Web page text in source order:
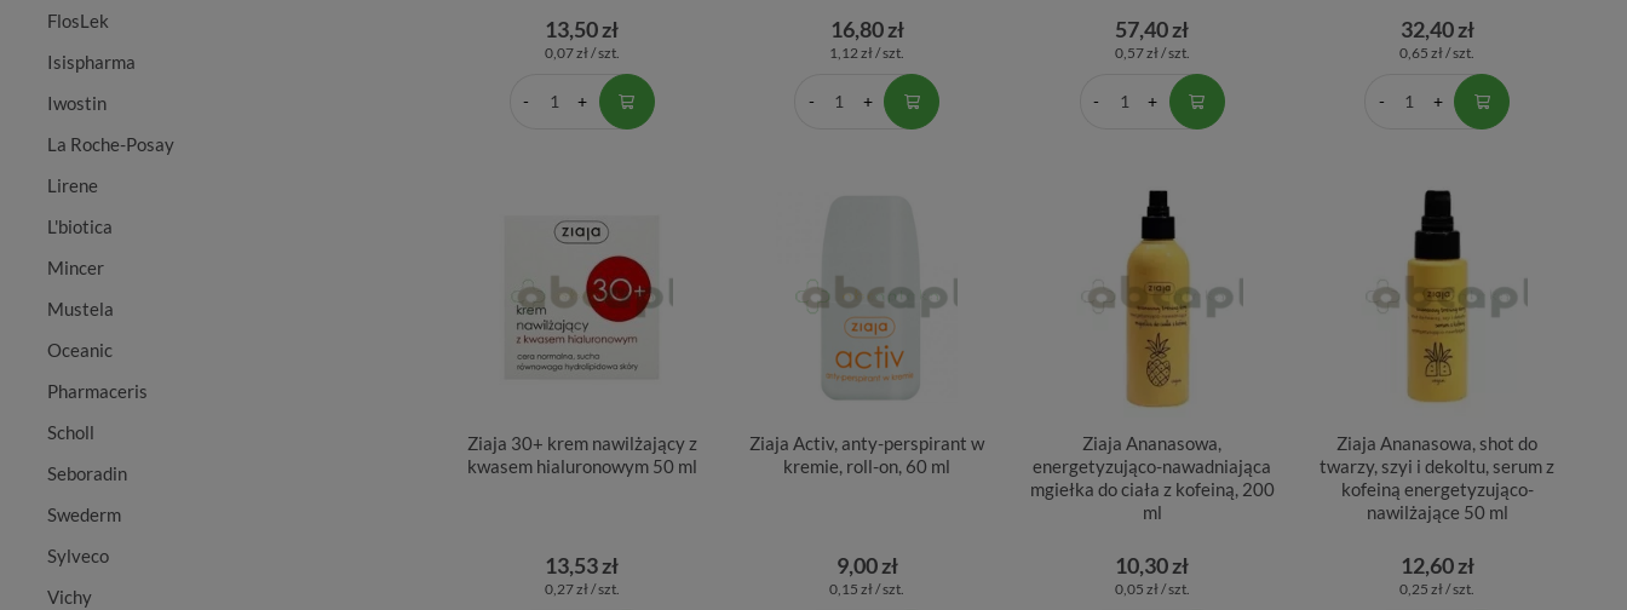
FlosLek
Isispharma
Iwostin
La Roche-Posay
Lirene
L'biotica
Mincer
Mustela
Oceanic
Pharmaceris
Scholl
Seboradin
Swederm
Sylveco
Vichy
13,50 zł
0,07 zł / szt.
16,80 zł
1,12 zł / szt.
57,40 zł
0,57 zł / szt.
32,40 zł
0,65 zł / szt.
Ziaja 30+ krem nawilżający z
kwasem hialuronowym 50 ml
13,53 zł
0,27 zł / szt.
Ziaja Activ, anty-perspirant w
kremie, roll-on, 60 ml
9,00 zł
0,15 zł / szt.
Ziaja Ananasowa,
energetyzująco-nawadniająca
mgiełka do ciała z kofeiną, 200
ml
10,30 zł
0,05 zł / szt.
Ziaja Ananasowa, shot do
twarzy, szyi i dekoltu, serum z
kofeiną energetyzująco-
nawilżające 50 ml
12,60 zł
0,25 zł / szt.